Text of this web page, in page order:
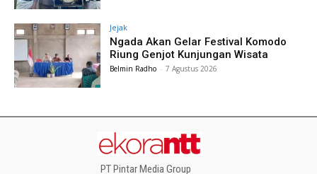
Jejak
Ngada Akan Gelar Festival Komodo
Riung Genjot Kunjungan Wisata
Belmin Radho - 7 Agustus 2026
PT Pintar Media Group